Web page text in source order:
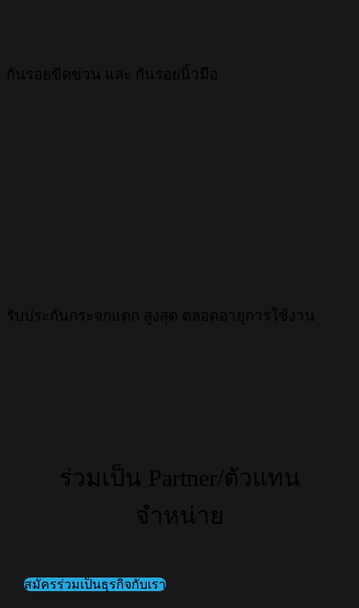
กันรอยขีดข่วน และ กันรอยนิ้วมือ
รับประกันกระจกแตก สูงสุด ตลอดอายุการใช้งาน
ร่วมเป็น Partner/ตัวแทน
จำหน่าย
สมัครร่วมเป็นธุรกิจกับเรา